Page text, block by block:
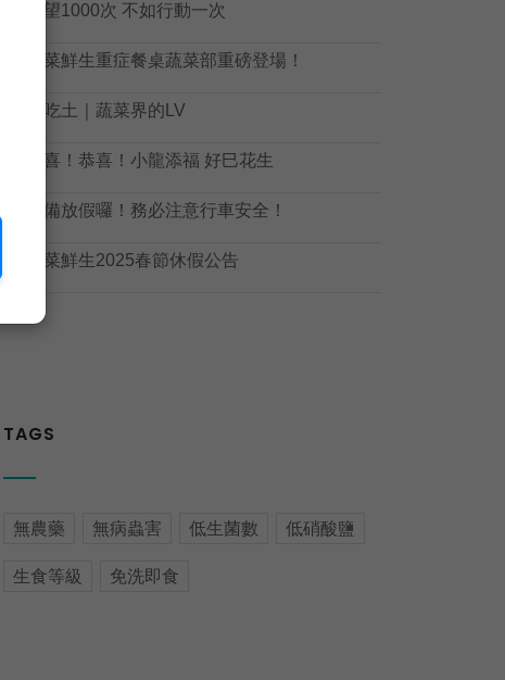
觀望1000次 不如行動一次
野菜鮮生重症餐桌蔬菜部重磅登場！
不吃土｜蔬菜界的LV
恭喜！恭喜！小龍添福 好巳花生
準備放假囉！務必注意行車安全！
野菜鮮生2025春節休假公告
TAGS
無農藥 無病蟲害 低生菌數 低硝酸鹽
生食等級 免洗即食